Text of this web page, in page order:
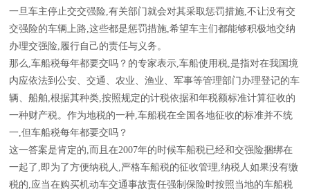
一旦车主停止交交强险,有关部门就会对其采取惩罚措施,不让没有交
交强险的车辆上路,这些都是惩罚措施,希望车主们都能够积极地交纳
办理交强险,履行自己的责任与义务。
那么,车船税每年都要交吗？的专家表示,车船使用税,是指对在我国境
内应依法到公安、交通、农业、渔业、军事等管理部门办理登记的车
辆、船舶,根据其种类,按照规定的计税依据和年税额标准计算征收的
一种财产税。作为地税的一种,车船税在全国各地征收的标准并不统
一,但车船税每年都要交吗？
这一答案是肯定的,而且在2007年的时候车船税已经和交强险捆绑在
一起了,即为了方便纳税人,严格车船税的征收管理,纳税人如果没有缴
税的,应当在购买机动车交通事故责任强制保险时按照当地的车船税